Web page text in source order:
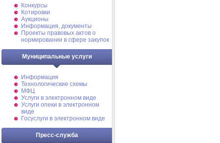
Конкурсы
Котировки
Аукционы
Информация, документы
Проекты правовых актов о
нормировании в сфере закупок
Муниципальные услуги
Информация
Технологические схемы
МФЦ
Услуги в электронном виде
Услуги опеки в электронном
виде
Госуслуги в электронном виде
Пресс-служба